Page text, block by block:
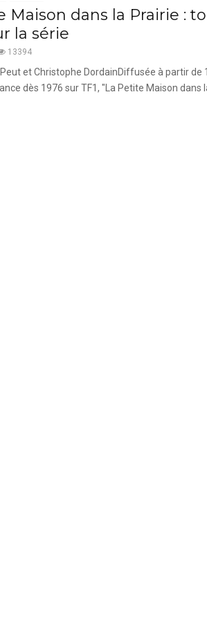
Maison dans la Prairie :
la série
13394
et Christophe DordainDiffusée à partir de
dès 1976 sur TF1, "La Petite Maison dans